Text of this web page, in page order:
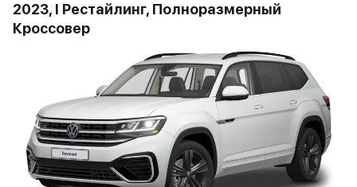
2023, I Рестайлинг, Полноразмерный
Кроссовер